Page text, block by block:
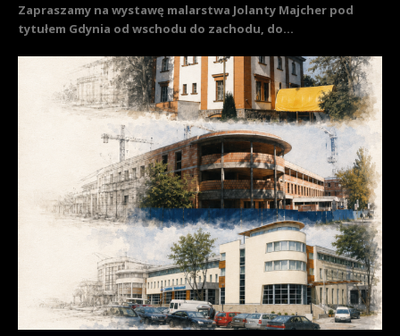
Zapraszamy na wystawę malarstwa Jolanty Majcher pod
tytułem Gdynia od wschodu do zachodu, do...